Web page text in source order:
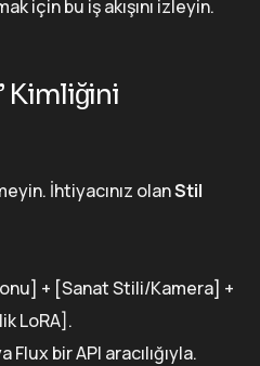
için bu iş akışını izleyin.
Kimliğini
İhtiyacınız olanStil
+ [Sanat Stili/Kamera] +
LoRA].
bir API aracılığıyla.